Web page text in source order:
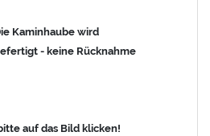
Kaminhaube wird
- keine Rücknahme
auf das Bild klicken!